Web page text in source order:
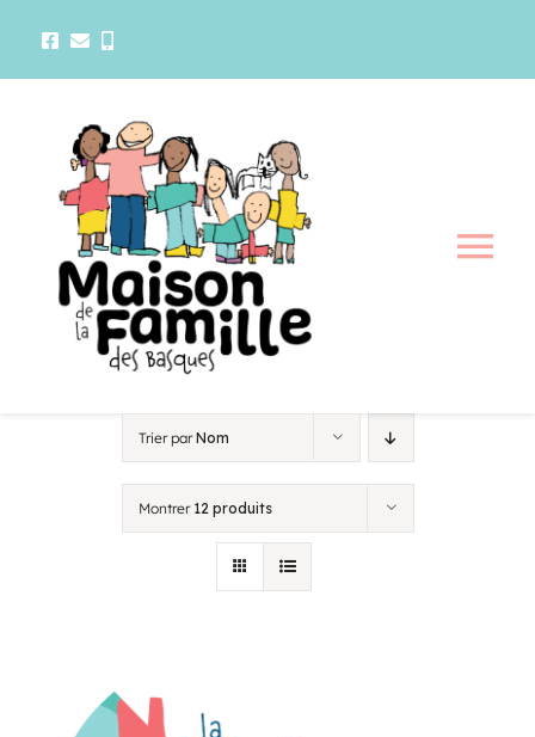
La maison
Trier parNom
Montrer 12 produits